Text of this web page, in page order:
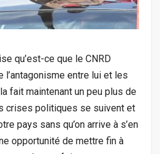
qu’est-ce que le CNRD
l’antagonisme entre lui et les
fait maintenant un peu plus de
crises politiques se suivent et
pays sans qu’on arrive à s’en
opportunité de mettre fin à